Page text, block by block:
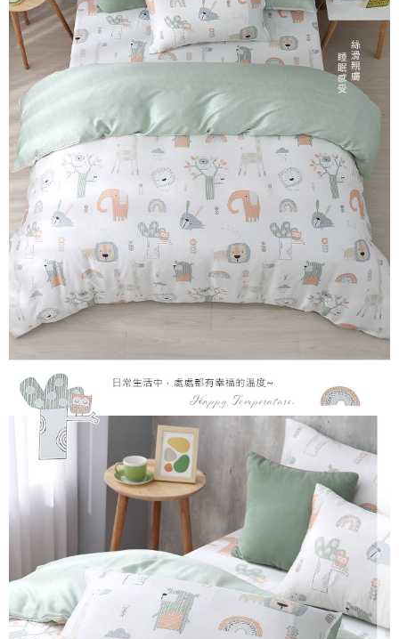
４．使用「AFTEE先享後付」時，將依據個別帳號之用戶狀況，依本公司即
時審查核予不同之上限額度；若仍有額度不足之情形，本公司將視審查結果
請求用戶進行身份認證。
５．嚴禁一人註冊多個帳號或使用他人資訊註冊。若發現惡意使用之情形，
恩沛科技股份有限公司將有權停止該用戶之使用額度並採取法律行動。